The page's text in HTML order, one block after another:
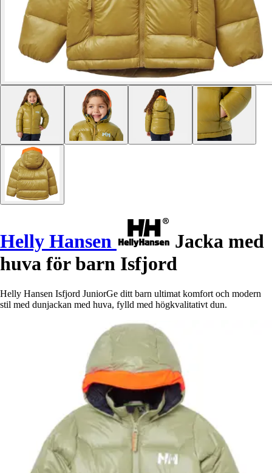
Helly Hansen
Jacka med
huva för barn Isfjord
Helly Hansen Isfjord JuniorGe ditt barn ultimat komfort och modern
stil med dunjackan med huva, fylld med högkvalitativt dun.